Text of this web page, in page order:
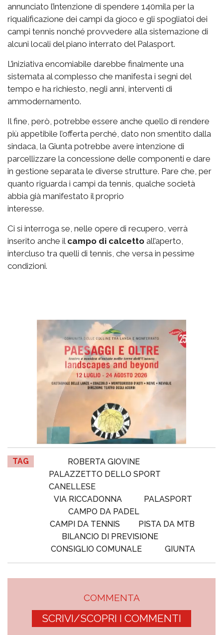
annunciato l’intenzione di spendere 140mila per la
riqualificazione dei campi da gioco e gli spogliatoi dei
campi tennis nonché provvedere alla sistemazione di
alcuni locali del piano interrato del Palasport.
L’iniziativa encomiabile darebbe finalmente una
sistemata al complesso che manifesta i segni del
tempo e ha richiesto, negli anni, interventi di
ammodernamento.
Il fine, però, potrebbe essere anche quello di rendere
più appetibile l’offerta perché, dato non smentito dalla
sindaca, la Giunta potrebbe avere intenzione di
parcellizzare la concessione delle componenti e dare
in gestione separata le diverse strutture. Pare che, per
quanto riguarda i campi da tennis, qualche società
abbia già manifestato il proprio
interesse.
Ci si interroga se, nelle opere di recupero, verrà
inserito anche il campo di calcetto all’aperto,
intercluso tra quelli di tennis, che versa in pessime
condizioni.
TAG
ROBERTA GIOVINE
PALAZZETTO DELLO SPORT
CANELLESE
VIA RICCADONNA
PALASPORT
CAMPO DA PADEL
CAMPI DA TENNIS
PISTA DA MTB
BILANCIO DI PREVISIONE
CONSIGLIO COMUNALE
GIUNTA
COMMENTA
SCRIVI/SCOPRI I COMMENTI